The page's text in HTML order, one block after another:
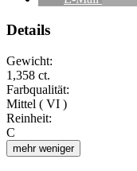
Details
Gewicht:
1,358 ct.
Farbqualität:
Mittel ( VI )
Reinheit:
C
mehr weniger